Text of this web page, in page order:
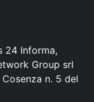
24 Informa,
Group srl
n. 5 del